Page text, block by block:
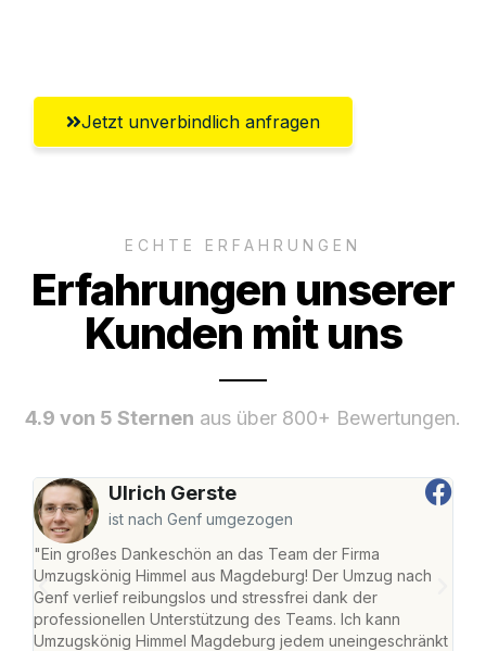
Jetzt unverbindlich anfragen
ECHTE ERFAHRUNGEN
Erfahrungen unserer
Kunden mit uns
4.9 von 5 Sternen aus über 800+ Bewertungen.
Ulrich Gerste
ist nach Genf umgezogen
"Ein großes Dankeschön an das Team der Firma
Umzugskönig Himmel aus Magdeburg! Der Umzug nach
Genf verlief reibungslos und stressfrei dank der
professionellen Unterstützung des Teams. Ich kann
Umzugskönig Himmel Magdeburg jedem uneingeschränkt